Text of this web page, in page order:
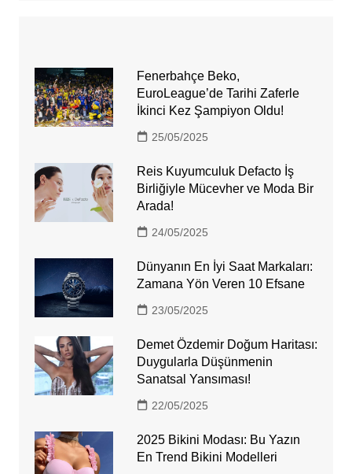
Fenerbahçe Beko,
EuroLeague’de Tarihi Zaferle
İkinci Kez Şampiyon Oldu!
25/05/2025
Reis Kuyumculuk Defacto İş
Birliğiyle Mücevher ve Moda Bir
Arada!
24/05/2025
Dünyanın En İyi Saat Markaları:
Zamana Yön Veren 10 Efsane
23/05/2025
Demet Özdemir Doğum Haritası:
Duygularla Düşünmenin
Sanatsal Yansıması!
22/05/2025
2025 Bikini Modası: Bu Yazın
En Trend Bikini Modelleri